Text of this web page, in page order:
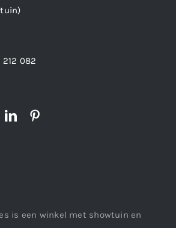
212 082
is een winkel met showtuin en